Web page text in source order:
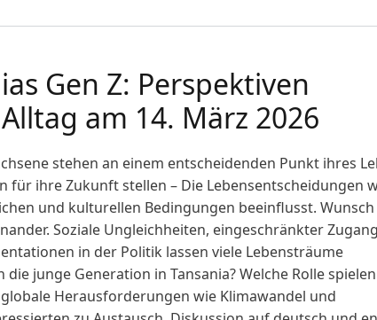
Gen Z: Perspektiven
am 14. März 2026
stehen an einem entscheidenden Punkt ihres
für ihre Zukunft stellen – Die Lebensentscheidungen
und kulturellen Bedingungen beeinflusst.
Soziale Ungleichheiten, eingeschränkter
in der Politik lassen viele Lebensträume
junge Generation in Tansania? Welche Rolle spielen
Herausforderungen wie Klimawandel und